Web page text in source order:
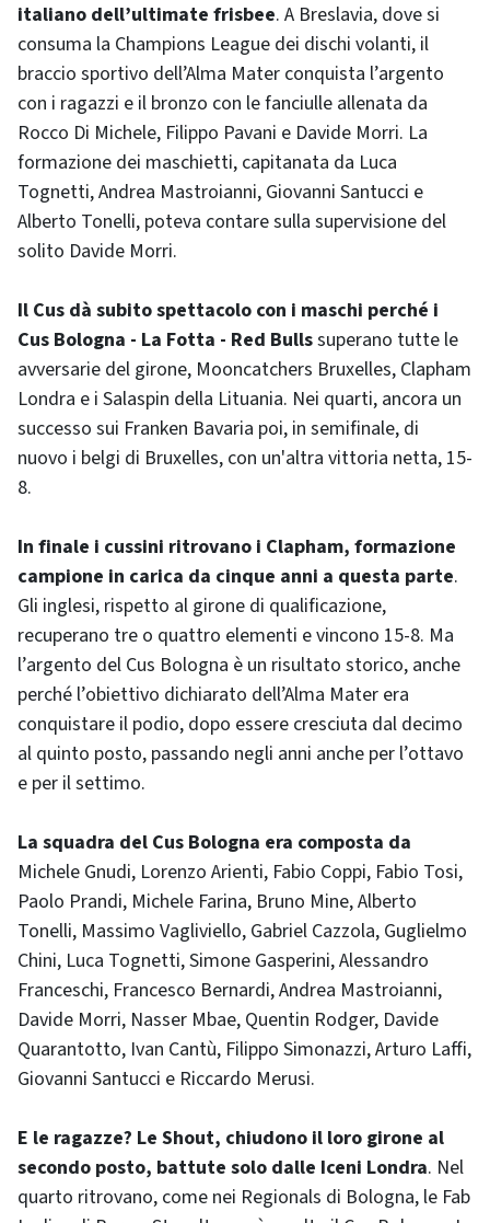
italiano dell’ultimate frisbee. A Breslavia, dove si
consuma la Champions League dei dischi volanti, il
braccio sportivo dell’Alma Mater conquista l’argento
con i ragazzi e il bronzo con le fanciulle allenata da
Rocco Di Michele, Filippo Pavani e Davide Morri. La
formazione dei maschietti, capitanata da Luca
Tognetti, Andrea Mastroianni, Giovanni Santucci e
Alberto Tonelli, poteva contare sulla supervisione del
solito Davide Morri.
Il Cus dà subito spettacolo con i maschi perché i
Cus Bologna - La Fotta - Red Bullssuperano tutte le
avversarie del girone, Mooncatchers Bruxelles, Clapham
Londra e i Salaspin della Lituania. Nei quarti, ancora un
successo sui Franken Bavaria poi, in semifinale, di
nuovo i belgi di Bruxelles, con un'altra vittoria netta, 15-
8.
In finale i cussini ritrovano i Clapham, formazione
campione in carica da cinque anni a questa parte.
Gli inglesi, rispetto al girone di qualificazione,
recuperano tre o quattro elementi e vincono 15-8. Ma
l’argento del Cus Bologna è un risultato storico, anche
perché l’obiettivo dichiarato dell’Alma Mater era
conquistare il podio, dopo essere cresciuta dal decimo
al quinto posto, passando negli anni anche per l’ottavo
e per il settimo.
La squadra del Cus Bologna era composta da
Michele Gnudi, Lorenzo Arienti, Fabio Coppi, Fabio Tosi,
Paolo Prandi, Michele Farina, Bruno Mine, Alberto
Tonelli, Massimo Vagliviello, Gabriel Cazzola, Guglielmo
Chini, Luca Tognetti, Simone Gasperini, Alessandro
Franceschi, Francesco Bernardi, Andrea Mastroianni,
Davide Morri, Nasser Mbae, Quentin Rodger, Davide
Quarantotto, Ivan Cantù, Filippo Simonazzi, Arturo Laffi,
Giovanni Santucci e Riccardo Merusi.
E le ragazze? Le Shout, chiudono il loro girone al
secondo posto, battute solo dalle Iceni Londra. Nel
quarto ritrovano, come nei Regionals di Bologna, le Fab